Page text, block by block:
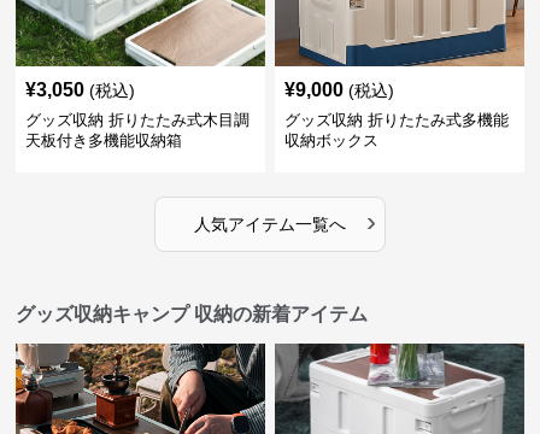
¥3,050 (税込)
グッズ収納 折りたたみ式木目調
天板付き多機能収納箱
¥9,000 (税込)
グッズ収納 折りたたみ式多機能
収納ボックス
人気アイテム一覧へ ›
グッズ収納キャンプ 収納の新着アイテム